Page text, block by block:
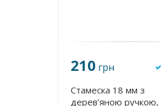
210 грн
Стамеска 18 мм з
дерев’яною ручкою,